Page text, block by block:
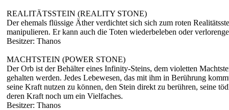
REALITÄTSSTEIN (REALITY STONE)
Der ehemals flüssige Äther verdichtet sich sich zum roten
manipulieren. Er kann auch die Toten wiederbeleben oder
Besitzer: Thanos
MACHTSTEIN (POWER STONE)
Der Orb ist der Behälter eines Infinity-Steins, dem violetten
gehalten werden. Jedes Lebewesen, das mit ihm in Berührung
seine Kraft nutzen zu können, den Stein direkt zu berühren, seine
deren Kraft noch um ein Vielfaches.
Besitzer: Thanos